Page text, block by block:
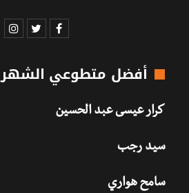
أفضل متطوعي الشهر
كرار عيسى عبد الحسين
سيد رجب
سامح هواري